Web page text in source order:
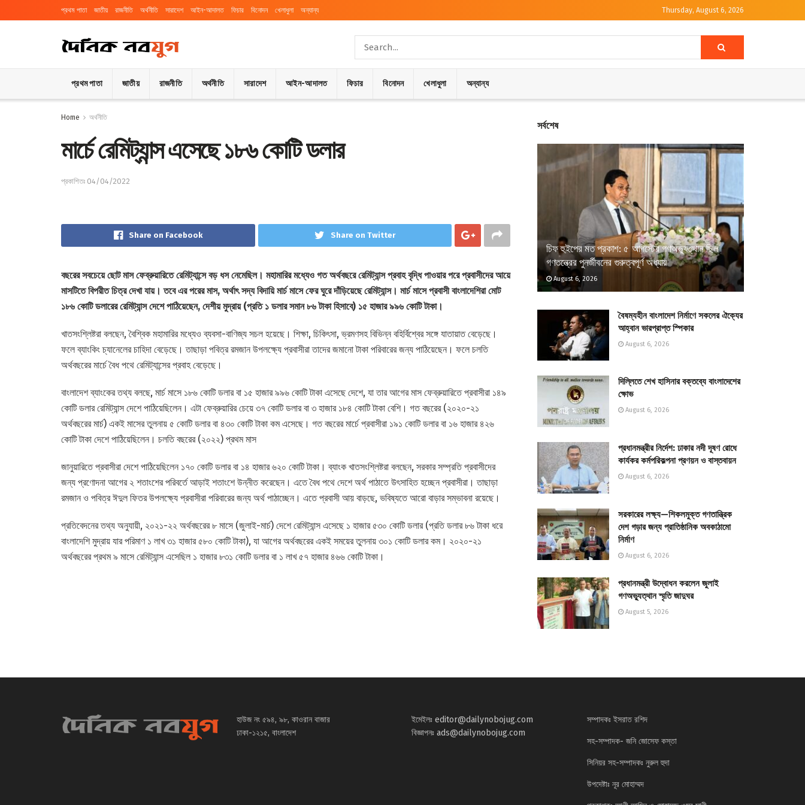
প্রথম পাতা জাতীয় রাজনীতি অর্থনীতি সারাদেশ আইন-আদালত ফিচার বিনোদন খেলাধুলা অন্যান্য Thursday, August 6, 2026
প্রথম পাতা জাতীয় রাজনীতি অর্থনীতি সারাদেশ আইন-আদালত ফিচার বিনোদন খেলাধুলা অন্যান্য
Home অর্থনীতি
মার্চে রেমিট্যান্স এসেছে ১৮৬ কোটি ডলার
প্রকাশিতঃ 04/04/2022
Share on Facebook Share on Twitter
বছরের সবচেয়ে ছোট মাস ফেব্রুয়ারিতে রেমিট্যান্সে বড় ধস নেমেছিল। মহামারির মধ্যেও গত অর্থবছরে রেমিট্যান্স প্রবাহ বৃদ্ধি পাওয়ার পরে প্রবাসীদের আয়ে
মাসটিতে বিপরীত চিত্র দেখা যায়। তবে এর পরের মাস, অর্থাৎ সদ্য বিদায়ি মার্চ মাসে ফের ঘুরে দাঁড়িয়েছে রেমিট্যান্স। মার্চ মাসে প্রবাসী বাংলাদেশিরা মোট
১৮৬ কোটি ডলারের রেমিট্যান্স দেশে পাঠিয়েছেন, দেশীয় মুদ্রায় (প্রতি ১ ডলার সমান ৮৬ টাকা হিসাবে) ১৫ হাজার ৯৯৬ কোটি টাকা।
খাতসংশ্লিষ্টরা বলছেন, বৈশ্বিক মহামারির মধ্যেও ব্যবসা-বাণিজ্য সচল হয়েছে। শিক্ষা, চিকিৎসা, ভ্রমণসহ বিভিন্ন বহির্বিশ্বের সঙ্গে যাতায়াত বেড়েছে।
ফলে ব্যাংকিং চ্যানেলের চাহিদা বেড়েছে। তাছাড়া পবিত্র রমজান উপলক্ষ্যে প্রবাসীরা তাদের জমানো টাকা পরিবারের জন্য পাঠিয়েছেন। ফলে চলতি
অর্থবছরের মার্চে বৈধ পথে রেমিট্যান্সের প্রবাহ বেড়েছে।
বাংলাদেশ ব্যাংকের তথ্য বলছে, মার্চ মাসে ১৮৬ কোটি ডলার বা ১৫ হাজার ৯৯৬ কোটি টাকা এসেছে দেশে, যা তার আগের মাস ফেব্রুয়ারিতে প্রবাসীরা ১৪৯
কোটি ডলার রেমিট্যান্স দেশে পাঠিয়েছিলেন। এটা ফেব্রুয়ারির চেয়ে ৩৭ কোটি ডলার বা ৩ হাজার ১৮৪ কোটি টাকা বেশি। গত বছরের (২০২০-২১
অর্থবছরের মার্চ) একই মাসের তুলনায় ৫ কোটি ডলার বা ৪৩০ কোটি টাকা কম এসেছে। গত বছরের মার্চে প্রবাসীরা ১৯১ কোটি ডলার বা ১৬ হাজার ৪২৬
কোটি টাকা দেশে পাঠিয়েছিলেন। চলতি বছরের (২০২২) প্রথম মাস
জানুয়ারিতে প্রবাসীরা দেশে পাঠিয়েছিলেন ১৭০ কোটি ডলার বা ১৪ হাজার ৬২০ কোটি টাকা। ব্যাংক খাতসংশ্লিষ্টরা বলছেন, সরকার সম্প্রতি প্রবাসীদের
জন্য প্রণোদনা আগের ২ শতাংশের পরিবর্তে আড়াই শতাংশে উন্নীত করেছেন। এতে বৈধ পথে দেশে অর্থ পাঠাতে উৎসাহিত হচ্ছেন প্রবাসীরা। তাছাড়া
রমজান ও পবিত্র ঈদুল ফিতর উপলক্ষ্যে প্রবাসীরা পরিবারের জন্য অর্থ পাঠাচ্ছেন। এতে প্রবাসী আয় বাড়ছে, ভবিষ্যতে আরো বাড়ার সম্ভাবনা রয়েছে।
প্রতিবেদনের তথ্য অনুযায়ী, ২০২১-২২ অর্থবছরের ৮ মাসে (জুলাই-মার্চ) দেশে রেমিট্যান্স এসেছে ১ হাজার ৫৩০ কোটি ডলার (প্রতি ডলার ৮৬ টাকা ধরে
বাংলাদেশি মুদ্রায় যার পরিমাণ ১ লাখ ৩১ হাজার ৫৮০ কোটি টাকা), যা আগের অর্থবছরের একই সময়ের তুলনায় ৩০১ কোটি ডলার কম। ২০২০-২১
অর্থবছরের প্রথম ৯ মাসে রেমিট্যান্স এসেছিল ১ হাজার ৮৩১ কোটি ডলার বা ১ লাখ ৫৭ হাজার ৪৬৬ কোটি টাকা।
সর্বশেষ
চিফ হুইপের মত প্রকাশ: ৫ আগস্টের গণঅভ্যুত্থান ছিল
গণতন্ত্রের পুনর্জীবনের গুরুত্বপূর্ণ অধ্যায়
August 6, 2026
বৈষম্যহীন বাংলাদেশ নির্মাণে সকলের ঐক্যের
আহ্বান ভারপ্রাপ্ত স্পিকার
August 6, 2026
দিল্লিতে শেখ হাসিনার বক্তব্যে বাংলাদেশের
ক্ষোভ
August 6, 2026
প্রধানমন্ত্রীর নির্দেশ: ঢাকার নদী দূষণ রোধে
কার্যকর কর্মপরিকল্পনা প্রণয়ন ও বাস্তবায়ন
August 6, 2026
সরকারের লক্ষ্য—শিকলমুক্ত গণতান্ত্রিক
দেশ গড়ার জন্য প্রাতিষ্ঠানিক অবকাঠামো
নির্মাণ
August 6, 2026
প্রধানমন্ত্রী উদ্বোধন করলেন জুলাই
গণঅভ্যুত্থান স্মৃতি জাদুঘর
August 5, 2026
হাউজ নং ৫৯৪, ৯৮, কাওরান বাজার
ঢাকা-১২১৫, বাংলাদেশ
ইমেইলঃ editor@dailynobojug.com
বিজ্ঞাপনঃ ads@dailynobojug.com
সম্পাদকঃ ইসরাত রশিদ
সহ-সম্পাদক- জনি জোসেফ কস্তা
সিনিয়র সহ-সম্পাদকঃ নুরুল হুদা
উপদেষ্টাঃ নূর মোহাম্মদ